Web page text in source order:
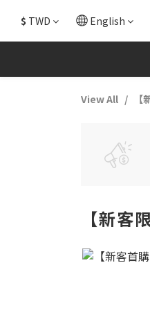
$ TWD English
View All
【新客